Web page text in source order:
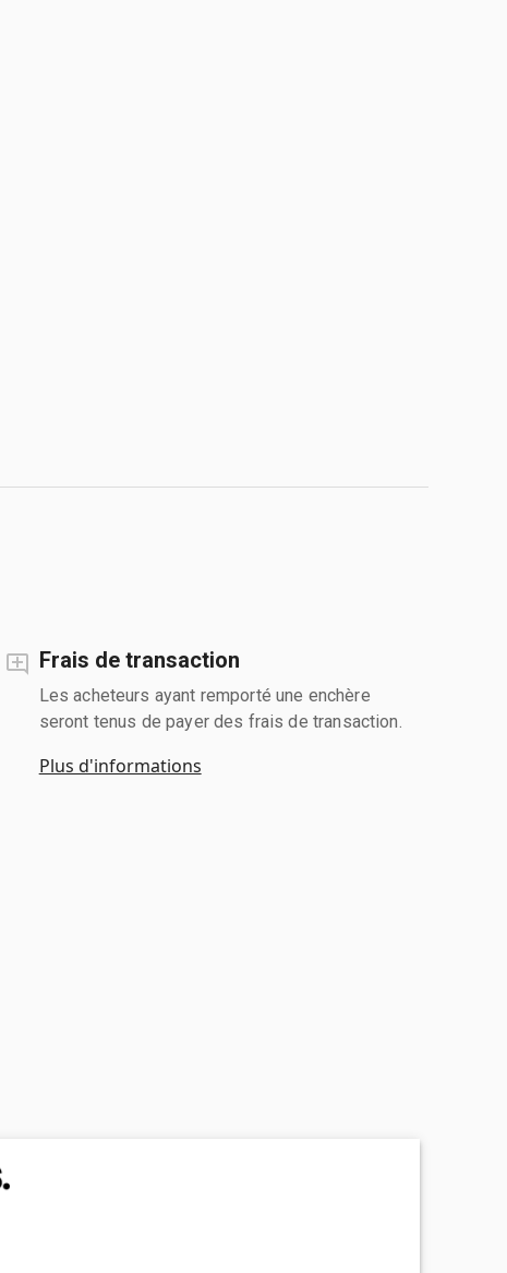
Frais de transaction
Les acheteurs ayant remporté une enchère
seront tenus de payer des frais de transaction.
Plus d'informations